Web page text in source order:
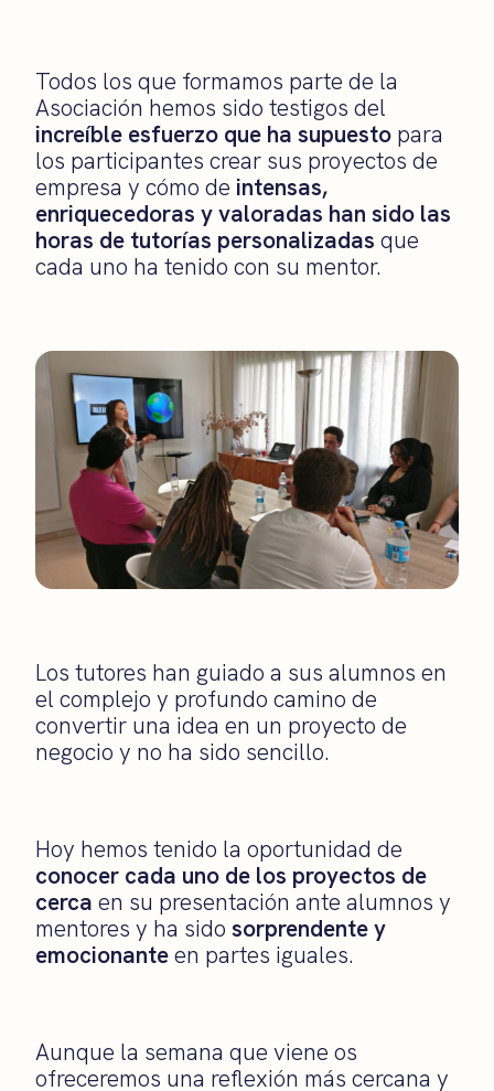
Todos los que formamos parte de la
Asociación hemos sido testigos del
increíble esfuerzo que ha supuesto para
los participantes crear sus proyectos de
empresa y cómo de intensas,
enriquecedoras y valoradas han sido las
horas de tutorías personalizadas que
cada uno ha tenido con su mentor.
Los tutores han guiado a sus alumnos en
el complejo y profundo camino de
convertir una idea en un proyecto de
negocio y no ha sido sencillo.
Hoy hemos tenido la oportunidad de
conocer cada uno de los proyectos de
cerca en su presentación ante alumnos y
mentores y ha sido sorprendente y
emocionanteen partes iguales.
Aunque la semana que viene os
ofreceremos una reflexión más cercana y